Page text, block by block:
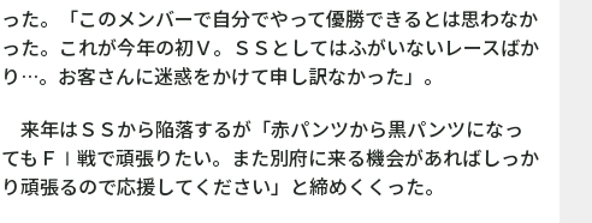
った。「このメンバーで自分でやって優勝できるとは思わなか
った。これが今年の初Ｖ。ＳＳとしてはふがいないレースばか
り…。お客さんに迷惑をかけて申し訳なかった」。
来年はＳＳから陥落するが「赤パンツから黒パンツになっ
てもＦⅠ戦で頑張りたい。また別府に来る機会があればしっか
り頑張るので応援してください」と締めくくった。